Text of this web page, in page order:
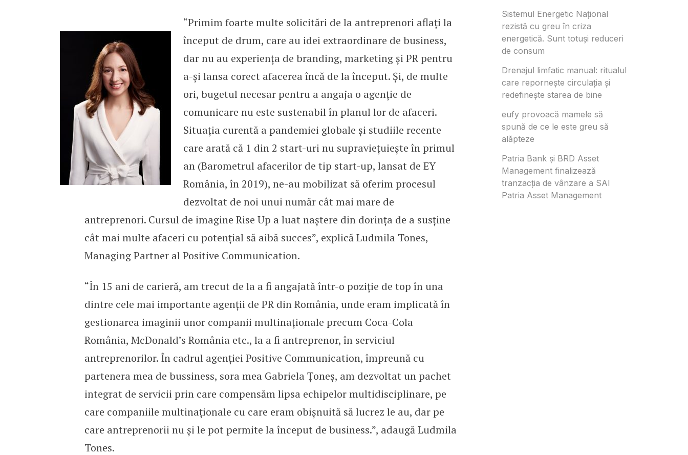
“Primim foarte multe solicitări de la antreprenori aflaţi la
început de drum, care au idei extraordinare de business,
dar nu au experienţa de branding, marketing şi PR pentru
a-şi lansa corect afacerea încă de la început. Şi, de multe
ori, bugetul necesar pentru a angaja o agenţie de
comunicare nu este sustenabil în planul lor de afaceri.
Situaţia curentă a pandemiei globale şi studiile recente
care arată că 1 din 2 start-uri nu supravieţuieşte în primul
an (Barometrul afacerilor de tip start-up, lansat de EY
România, în 2019), ne-au mobilizat să oferim procesul
dezvoltat de noi unui număr cât mai mare de
antreprenori. Cursul de imagine Rise Up a luat naştere din dorinţa de a susţine
cât mai multe afaceri cu potenţial să aibă succes”, explică Ludmila Tones,
Managing Partner al Positive Communication.
“În 15 ani de carieră, am trecut de la a fi angajată într-o poziţie de top în una
dintre cele mai importante agenții de PR din România, unde eram implicată în
gestionarea imaginii unor companii multinaţionale precum Coca-Cola
România, McDonald’s România etc., la a fi antreprenor, în serviciul
antreprenorilor. În cadrul agenţiei Positive Communication, împreună cu
partenera mea de bussiness, sora mea Gabriela Ţoneş, am dezvoltat un pachet
integrat de servicii prin care compensăm lipsa echipelor multidisciplinare, pe
care companiile multinaţionale cu care eram obişnuită să lucrez le au, dar pe
care antreprenorii nu și le pot permite la început de business.”, adaugă Ludmila
Tones.
Sistemul Energetic Național
rezistă cu greu în criza
energetică. Sunt totuși reduceri
de consum
Drenajul limfatic manual: ritualul
care repornește circulația și
redefinește starea de bine
eufy provoacă mamele să
spună de ce le este greu să
alăpteze
Patria Bank și BRD Asset
Management finalizează
tranzacția de vânzare a SAI
Patria Asset Management